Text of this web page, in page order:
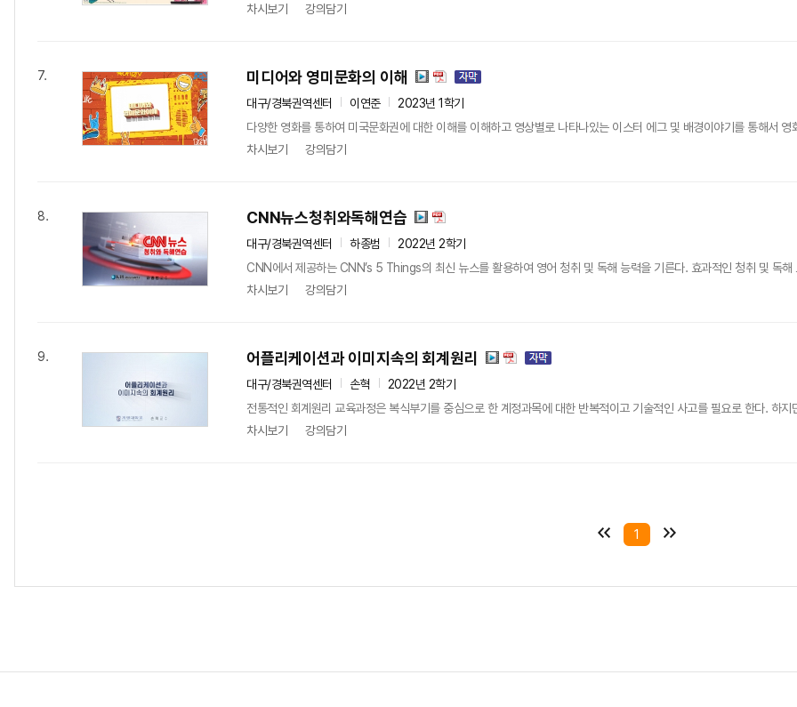
차시보기
강의담기
7. 미디어와 영미문화의 이해
대구/경북권역센터 이연준
2023년 1학기
다양한 영화를 통하여 미국문화권에 대한 이해를 이해하고 영상별로 나타나있는 이스터 에그 및 배경이야기를 통해서
차시보기
강의담기
8. CNN뉴스청취와독해연습
대구/경북권역센터 하종범
2022년 2학기
CNN에서 제공하는 CNN’s 5 Things의 최신 뉴스를 활용하여 영어 청취 및 독해 능력을 기른다. 효과적인 청취 및 독
차시보기
강의담기
9. 어플리케이션과 이미지속의 회계원리
대구/경북권역센터 손혁
2022년 2학기
전통적인 회계원리 교육과정은 복식부기를 중심으로 한 계정과목에 대한 반복적이고 기술적인 사고를 필요로 한다. 하
차시보기
강의담기
1